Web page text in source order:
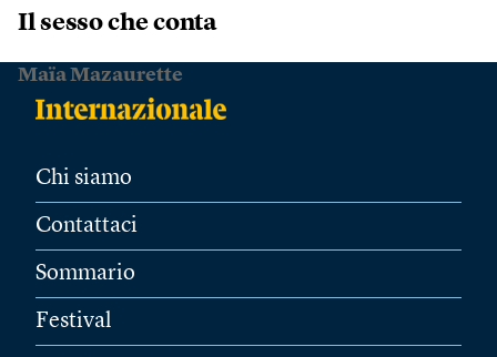
Il sesso che conta
Maïa Mazaurette
Chi siamo
Contattaci
Sommario
Festival